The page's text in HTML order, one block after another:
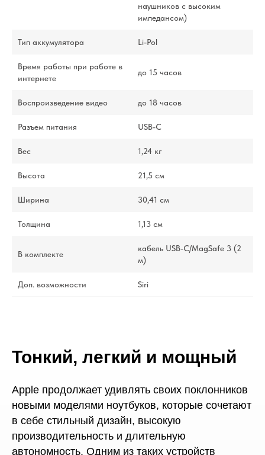
наушников с высоким
импедансом)
Тип аккумулятора Li-Pol
Время работы при работе в
интернете
до 15 часов
Воспроизведение видео до 18 часов
Разъем питания USB-C
Вес 1,24 кг
Высота 21,5 см
Ширина 30,41 см
Толщина 1,13 см
В комплекте
кабель USB-C/MagSafe 3 (2
м)
Доп. возможности Siri
Тонкий, легкий и мощный
Apple продолжает удивлять своих поклонников
новыми моделями ноутбуков, которые сочетают
в себе стильный дизайн, высокую
производительность и длительную
автономность. Одним из таких устройств